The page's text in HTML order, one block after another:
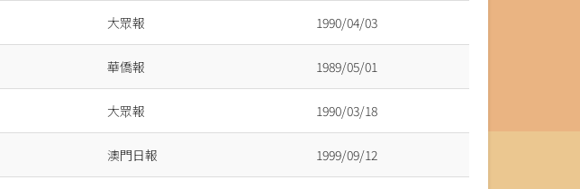
大眾報 1990/04/03
華僑報 1989/05/01
大眾報 1990/03/18
澳門日報 1999/09/12